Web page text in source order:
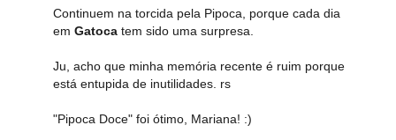
Continuem na torcida pela Pipoca, porque cada dia
em Gatoca tem sido uma surpresa.
Ju, acho que minha memória recente é ruim porque
está entupida de inutilidades. rs
"Pipoca Doce" foi ótimo, Mariana! :)